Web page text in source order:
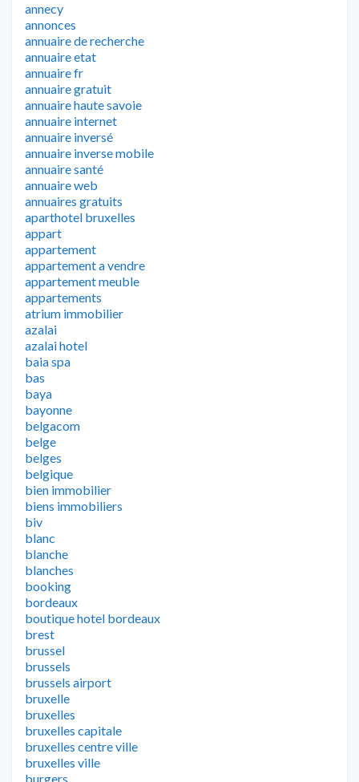
annecy
annonces
annuaire de recherche
annuaire etat
annuaire fr
annuaire gratuit
annuaire haute savoie
annuaire internet
annuaire inversé
annuaire inverse mobile
annuaire santé
annuaire web
annuaires gratuits
aparthotel bruxelles
appart
appartement
appartement a vendre
appartement meuble
appartements
atrium immobilier
azalai
azalai hotel
baia spa
bas
baya
bayonne
belgacom
belge
belges
belgique
bien immobilier
biens immobiliers
biv
blanc
blanche
blanches
booking
bordeaux
boutique hotel bordeaux
brest
brussel
brussels
brussels airport
bruxelle
bruxelles
bruxelles capitale
bruxelles centre ville
bruxelles ville
burgers